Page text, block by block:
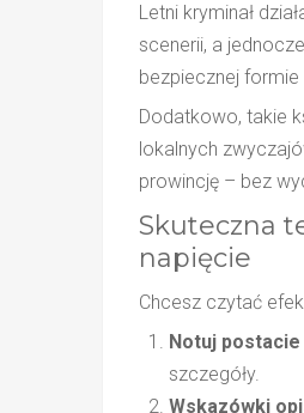
Letni kryminał
scenerii, a
bezpiecznej
Dodatkowo, takie
lokalnych
prowincję – bez
Skuteczna
napięcie
Chcesz czytać
Notuj postacie
szczegóły.
Wskazówki